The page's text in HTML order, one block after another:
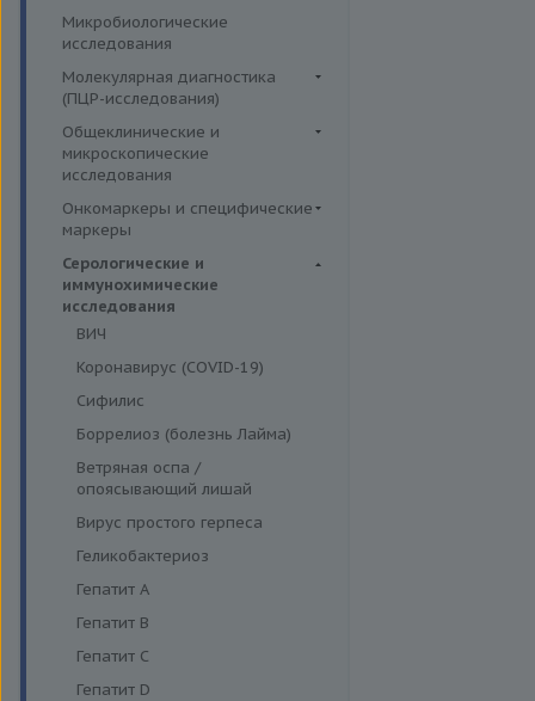
Гормоны и их метаболиты в
крови
Скрининговые исследования
Маркёры воспаления и
Маркёры риска сердечно-
сосудистых заболеваний
Минеральный обмен
Обмен белков
Обмен железа
Углеводный обмен
Ферменты
Иммуномодуляторы
Микробиологические
исследования
Молекулярная диагностика
(ПЦР-исследования)
Аденовирусная инфекция
Анализ микробиоценоза
влагалища
Вирусы герпеса 6,7,8 типов
Гепатит G
Гонорея
Лептоспироз
Моноцитарный эрлихиоз
Папилломавирусная инфекция
Парвовирус
Стрептококковая инфекция
Энтеровирусная инфекция
Грипп
Диагностика дерматофитов
Общеклинические и
микроскопические
исследования
Кал
Кровь
Мокрота
Моча
Микроскопические
исследования
Онкомаркеры и специфические
маркеры
Онкомаркеры
Специфические маркеры
Серологические и
иммунохимические
исследования
ВИЧ
Коронавирус (COVID-19)
Сифилис
Боррелиоз (болезнь Лайма)
Ветряная оспа /
опоясывающий лишай
Вирус простого герпеса
Геликобактериоз
Гепатит A
Гепатит B
Гепатит C
Гепатит D